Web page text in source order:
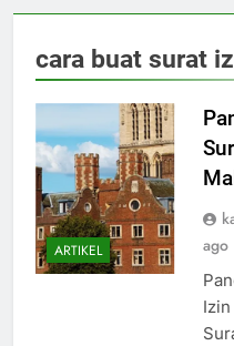
cara buat surat
ARTIKEL
ago